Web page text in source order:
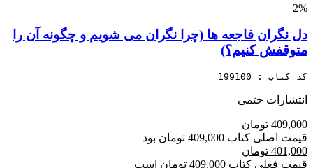
2%
دل نگران فاجعه ها (چرا نگران می شویم و چگونه آن را
متوقفش کنیم؟)
کد کتاب : 199100
انتشارات حتمی
409,000 تومان
قیمت اصلی کتاب 409,000 تومان بود
401,000 تومان
قیمت فعلی کتاب 409,000 تومان است